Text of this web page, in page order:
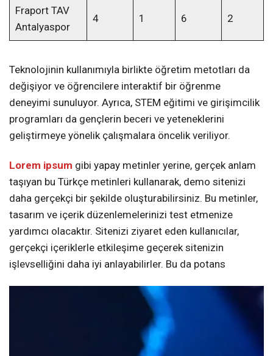
Fraport TAV
Antalyaspor
4 1 6 2
Teknolojinin kullanımıyla birlikte öğretim metotları da
değişiyor ve öğrencilere interaktif bir öğrenme
deneyimi sunuluyor. Ayrıca, STEM eğitimi ve girişimcilik
programları da gençlerin beceri ve yeteneklerini
geliştirmeye yönelik çalışmalara öncelik veriliyor.
Lorem ipsum gibi yapay metinler yerine, gerçek anlam
taşıyan bu Türkçe metinleri kullanarak, demo sitenizi
daha gerçekçi bir şekilde oluşturabilirsiniz. Bu metinler,
tasarım ve içerik düzenlemelerinizi test etmenize
yardımcı olacaktır. Sitenizi ziyaret eden kullanıcılar,
gerçekçi içeriklerle etkileşime geçerek sitenizin
işlevselliğini daha iyi anlayabilirler. Bu da potans